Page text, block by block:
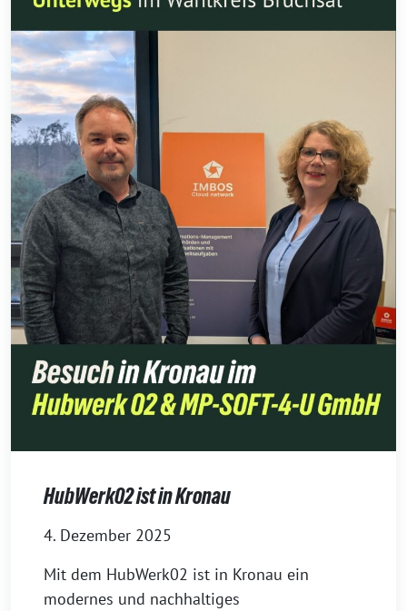
HubWerk02 ist in Kronau
4. Dezember 2025
Mit dem HubWerk02 ist in Kronau ein
modernes und nachhaltiges